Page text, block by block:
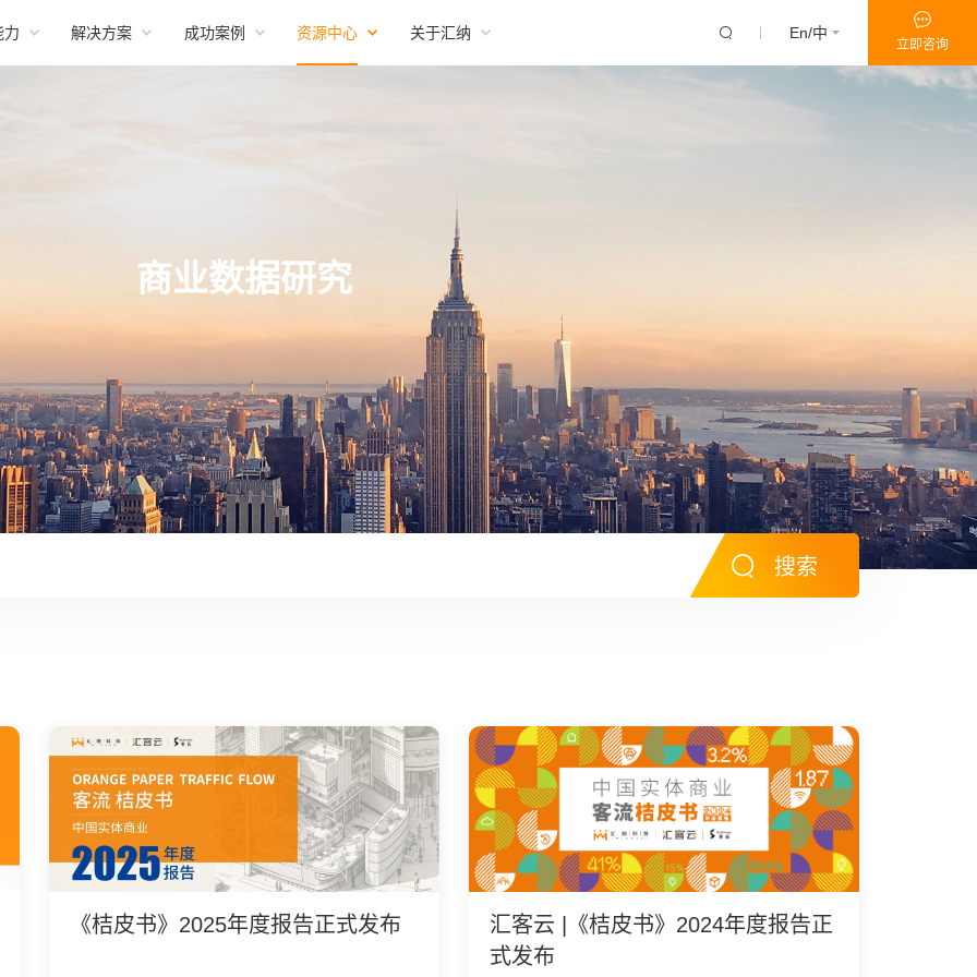
力 解决方案 成功案例 资源中心 关于汇纳 En/中
立即咨询
商业数据研究
搜索
《桔皮书》2025年度报告正式发布
汇客云 |《桔皮书》2024年度报告正
式发布